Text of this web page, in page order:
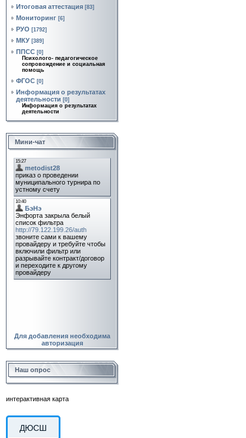
Итоговая аттестация [83]
Мониторинг [6]
РУО [1792]
МКУ [389]
ППСС [0]
Психолого- педагогическое
сопровождение и социальная
помощь
ФГОС [0]
Информация о результатах
деятельности [0]
Информация о результатах
деятельности
Мини-чат
Для добавления необходима
авторизация
Наш опрос
интерактивная карта
ДЮСШ